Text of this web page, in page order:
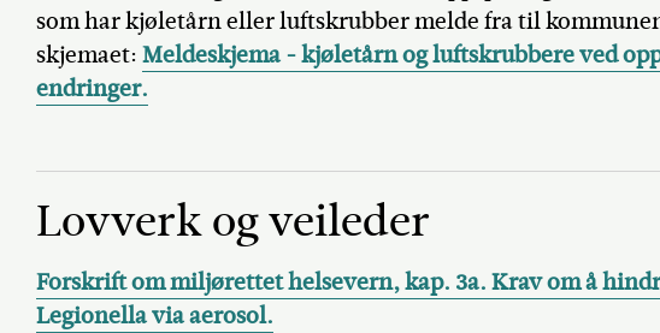
som har kjøletårn eller luftskrubber melde fra til
skjemaet: Meldeskjema - kjøletårn og luftskrubbere ved
endringer.
Lovverk og veileder
Forskrift om miljørettet helsevern, kap. 3a. Krav om å
Legionella via aerosol.